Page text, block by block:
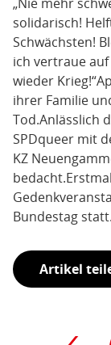
solidarisch!
Schwächsten!
ich vertraue
wieder
ihrer Familie
Tod.Anlässlich
SPDqueer mit
KZ
Bundestag statt.
Artikel